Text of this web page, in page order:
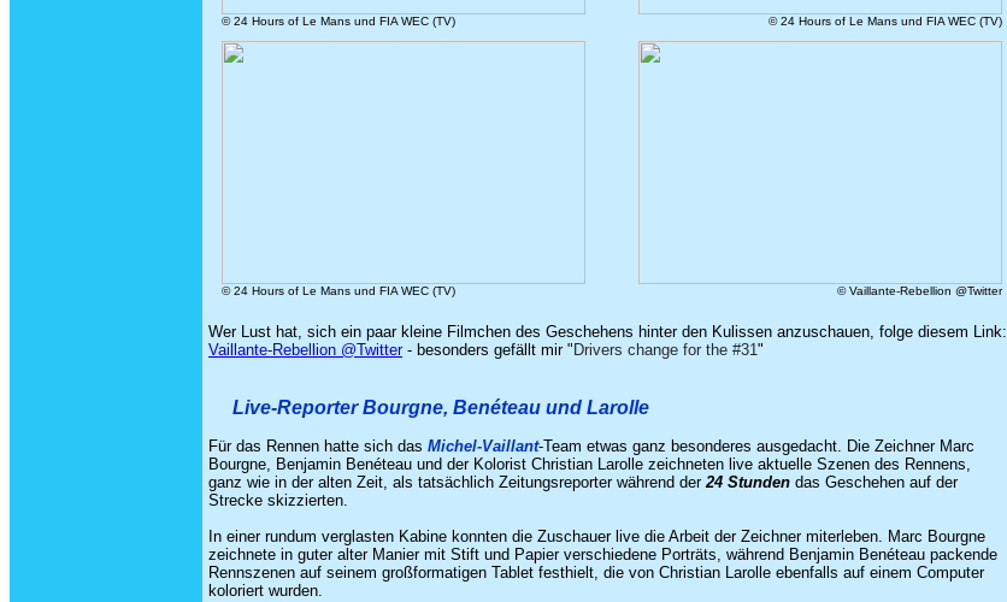
© 24 Hours of Le Mans und FIA WEC (TV) © 24 Hours of Le Mans und FIA WEC (TV)
© 24 Hours of Le Mans und FIA WEC (TV) © Vaillante-Rebellion @Twitter
Wer Lust hat, sich ein paar kleine Filmchen des Geschehens hinter den Kulissen anzuschauen, folge diesem Link:
Vaillante-Rebellion @Twitter- besonders gefällt mir " Drivers change for the #31"
Live-Reporter Bourgne, Benéteau und Larolle
Für das Rennen hatte sich das Michel-Vaillant-Team etwas ganz besonderes ausgedacht. Die Zeichner Marc
Bourgne, Benjamin Benéteau und der Kolorist Christian Larolle zeichneten live aktuelle Szenen des Rennens,
ganz wie in der alten Zeit, als tatsächlich Zeitungsreporter während der24 Stunden das Geschehen auf der
Strecke skizzierten.
In einer rundum verglasten Kabine konnten die Zuschauer live die Arbeit der Zeichner miterleben. Marc Bourgne
zeichnete in guter alter Manier mit Stift und Papier verschiedene Porträts, während Benjamin Benéteau packende
Rennszenen auf seinem großformatigen Tablet festhielt, die von Christian Larolle ebenfalls auf einem Computer
koloriert wurden.